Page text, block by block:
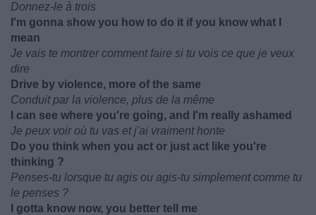
Donnez-le à trois
I'm gonna show you how to do it if you know what I
mean
Je vais te montrer comment faire si tu vois ce que je veux
dire
Drive by violence, more of the same
Conduit par la violence, plus de la même
I can see where you're going, and I'm really ashamed
Je peux voir où tu vas et j'ai vraiment honte
Do you think when you act or just act like you're
thinking ?
Penses-tu lorsque tu agis ou agis-tu simplement comme tu
le penses ?
I gotta know now, you better tell me